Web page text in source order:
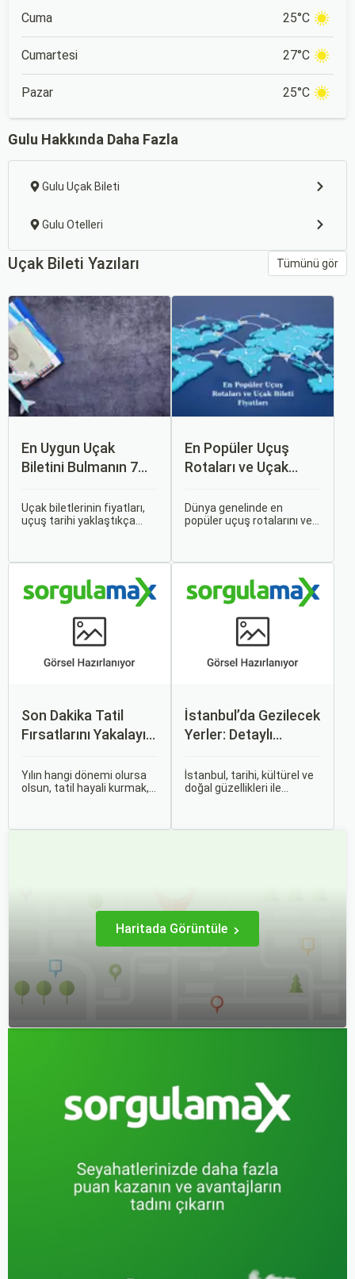
Cuma 25°C
Cumartesi 27°C
Pazar 25°C
Gulu Hakkında Daha Fazla
Gulu Uçak Bileti
Gulu Otelleri
Uçak Bileti Yazıları Tümünü gör
En Uygun Uçak
Biletini Bulmanın 7
Uçak biletlerinin fiyatları,
uçuş tarihi yaklaştıkça
yollarından biridir.
En Popüler Uçuş
Rotaları ve Uçak
Dünya genelinde en
popüler uçuş rotalarını ve
popüler rotalar, çeşitli
faktörlere bağlı olarak
değişebilir; bunlar arasında
ekonomik durumlar, turizm
trendleri ve uluslararası
ilişkiler bulunmaktadır.
Son Dakika Tatil
Fırsatlarını Yakalayın:
İpuçları
Yılın hangi dönemi olursa
olsun, tatil hayali kurmak,
İstanbul’da Gezilecek
Yerler: Detaylı
İstanbul, tarihi, kültürel ve
doğal güzellikleri ile
Haritada Görüntüle